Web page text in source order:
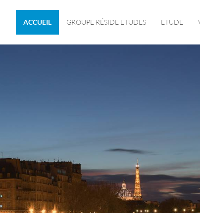
ACCUEIL GROUPE RÉSIDE ETUDES ETUDE